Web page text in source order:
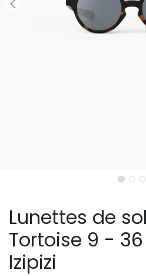
Lunettes de
Tortoise 9 -
Izipizi